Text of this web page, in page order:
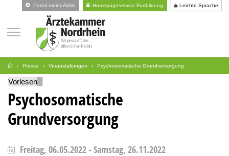
Portal meineÄkNo Homepageservice Fortbildung Leichte Sprache
Presse Veranstaltungen Psychosomatische Grundversorgung
Vorlesen
Psychosomatische
Grundversorgung
Freitag, 06.05.2022- Samstag, 26.11.2022